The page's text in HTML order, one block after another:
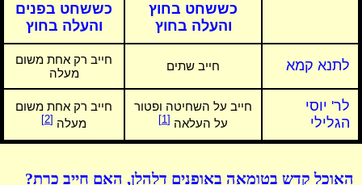
כששחט בחוץ
והעלה בחוץ
כששחט בפנים
והעלה בחוץ
לתנא קמא חייב שתים
חייב רק אחת משום
מעלה
לר' יוסי
הגלילי
חייב על השחיטה ופטור
על העלאה [1]
חייב רק אחת משום
מעלה [2]
האוכל קדש בטומאה באופנים דלהלן, האם חייב כרת?